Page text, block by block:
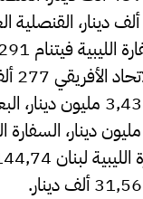
الليبية / سويسرا 3,43